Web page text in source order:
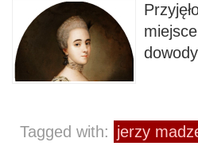
Tagged with: jerzy